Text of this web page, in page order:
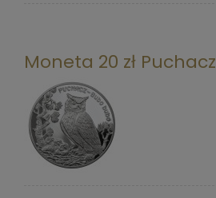
Moneta 20 zł Puchacz